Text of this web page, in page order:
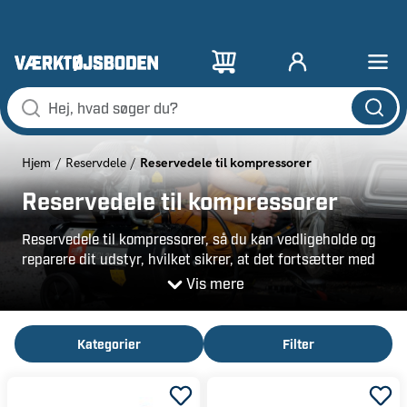
Hjem Reservdele Reservedele til kompressorer
Reservedele til kompressorer
Reservedele til kompressorer, så du kan vedligeholde og
reparere dit udstyr, hvilket sikrer, at det fortsætter med
at fungere optimalt og effektivt. Almindelige reservedele
kompressorer, der bruges hyppigt eller i krævende
miljøer.
Hvilke dele passer til min kompressor?
Vis mere
Kategorier Filter